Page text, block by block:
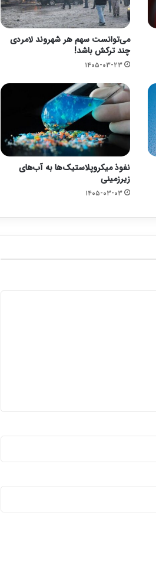
می‌توانست سهم هر شهروند لامردی
چند ترکش باشد!
۱۴۰۵-۰۳-۲۳
نفوذ میکروپلاستیک‌ها به آب‌های
زیرزمینی
۱۴۰۵-۰۳-۰۳